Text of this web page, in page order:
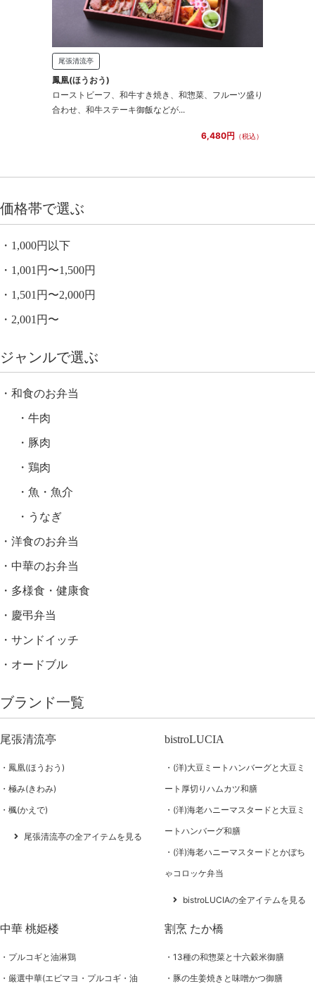
尾張清流亭
鳳凰(ほうおう)
ローストビーフ、和牛すき焼き、和惣菜、フルーツ盛り
合わせ、和牛ステーキ御飯などが...
6,480円 （税込）
価格帯で選ぶ
1,000円以下
1,001円〜1,500円
1,501円〜2,000円
2,001円〜
ジャンルで選ぶ
和食のお弁当
牛肉
豚肉
鶏肉
魚・魚介
うなぎ
洋食のお弁当
中華のお弁当
多様食・健康食
慶弔弁当
サンドイッチ
オードブル
ブランド一覧
尾張清流亭
鳳凰(ほうおう)
極み(きわみ)
楓(かえで)
尾張清流亭の全アイテムを見る
bistroLUCIA
(洋)大豆ミートハンバーグと大豆ミ
ート厚切りハムカツ和膳
(洋)海老ハニーマスタードと大豆ミ
ートハンバーグ和膳
(洋)海老ハニーマスタードとかぼち
ゃコロッケ弁当
bistroLUCIAの全アイテムを見る
中華 桃姫楼
プルコギと油淋鶏
厳選中華(エビマヨ・プルコギ・油
割烹 たか橋
13種の和惣菜と十六穀米御膳
豚の生姜焼きと味噌かつ御膳